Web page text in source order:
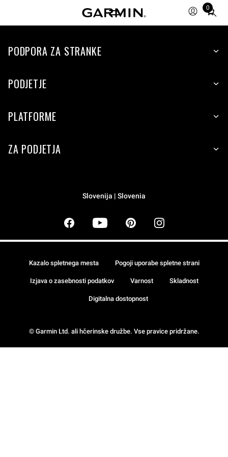
0
Total
items
cart:
PODPORA ZA STRANKE
PODJETJE
PLATFORME
ZA PODJETJA
Slovenija | Slovenia
© Garmin Ltd. ali hčerinske družbe. Vse pravice pridržane.
Kazalo spletnega mesta Pogoji uporabe spletne strani
Izjava o zasebnosti podatkov Varnost Skladnost
Digitalna dostopnost